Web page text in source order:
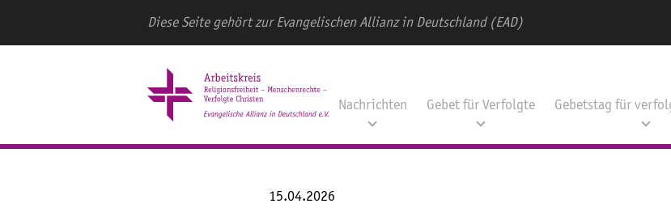
Diese Seite gehört zur Evangelischen Allianz in Deutschland (EAD)
Nachrichten Gebet für Verfolgte Gebetstag für
15.04.2026